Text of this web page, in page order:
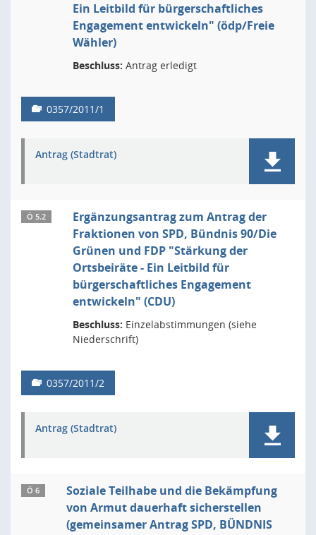
Ein Leitbild für bürgerschaftliches
Engagement entwickeln" (ödp/Freie
Wähler)
Beschluss: Antrag erledigt
0357/2011/1
Antrag (Stadtrat)
Ö 5.2
Ergänzungsantrag zum Antrag der
Fraktionen von SPD, Bündnis 90/Die
Grünen und FDP "Stärkung der
Ortsbeiräte - Ein Leitbild für
bürgerschaftliches Engagement
entwickeln" (CDU)
Beschluss: Einzelabstimmungen (siehe
Niederschrift)
0357/2011/2
Antrag (Stadtrat)
Ö 6
Soziale Teilhabe und die Bekämpfung
von Armut dauerhaft sicherstellen
(gemeinsamer Antrag SPD, BÜNDNIS